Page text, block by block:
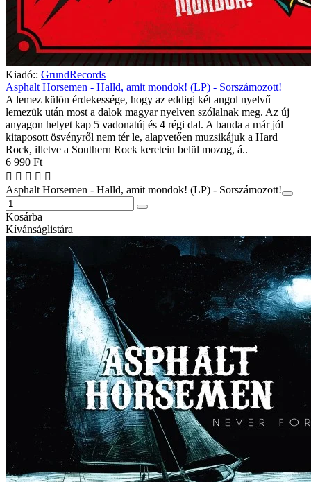
Kiadó:: GrundRecords
Asphalt Horsemen - Halld, amit mondok! (LP) - Sorszámozott!
A lemez külön érdekessége, hogy az eddigi két angol nyelvű
lemezük után most a dalok magyar nyelven szólalnak meg. Az új
anyagon helyet kap 5 vadonatúj és 4 régi dal. A banda a már jól
kitaposott ösvényről nem tér le, alapvetően muzsikájuk a Hard
Rock, illetve a Southern Rock keretein belül mozog, á..
6 990 Ft
Asphalt Horsemen - Halld, amit mondok! (LP) - Sorszámozott!
Kosárba
Kívánságlistára